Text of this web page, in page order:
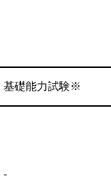
基礎能力試験※
-